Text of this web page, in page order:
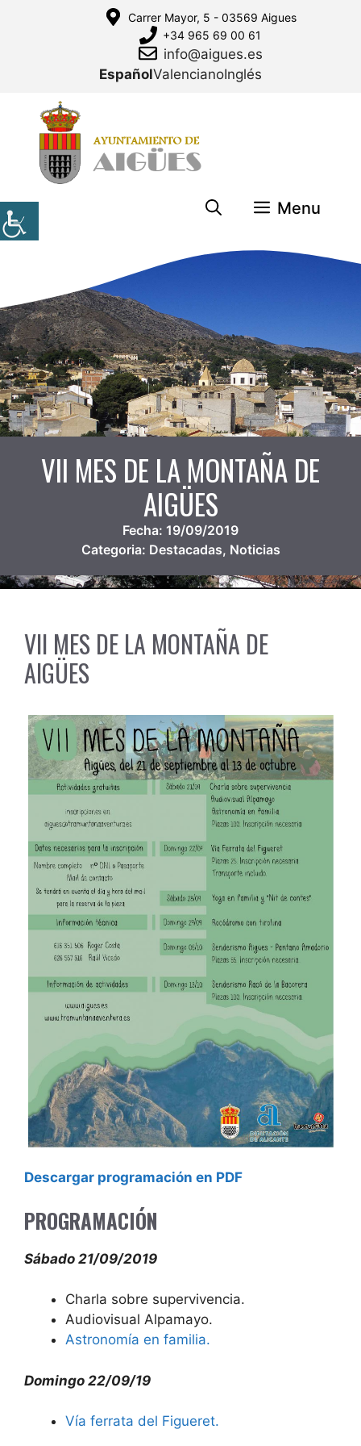
Carrer Mayor, 5 - 03569 Aigues
+34 965 69 00 61
info@aigues.es
EspañolValencianoInglés
Menu
VII MES DE LA MONTAÑA DE
AIGÜES
Fecha: 19/09/2019
Categoria: Destacadas, Noticias
VII MES DE LA MONTAÑA DE
AIGÜES
Descargar programación en PDF
PROGRAMACIÓN
Sábado 21/09/2019
Charla sobre supervivencia.
Audiovisual Alpamayo.
Astronomía en familia.
Domingo 22/09/19
Vía ferrata del Figueret.